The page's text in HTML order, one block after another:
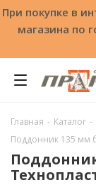
При покупке в
магазина по
Главная - Каталог -
Поддонник 135 мм